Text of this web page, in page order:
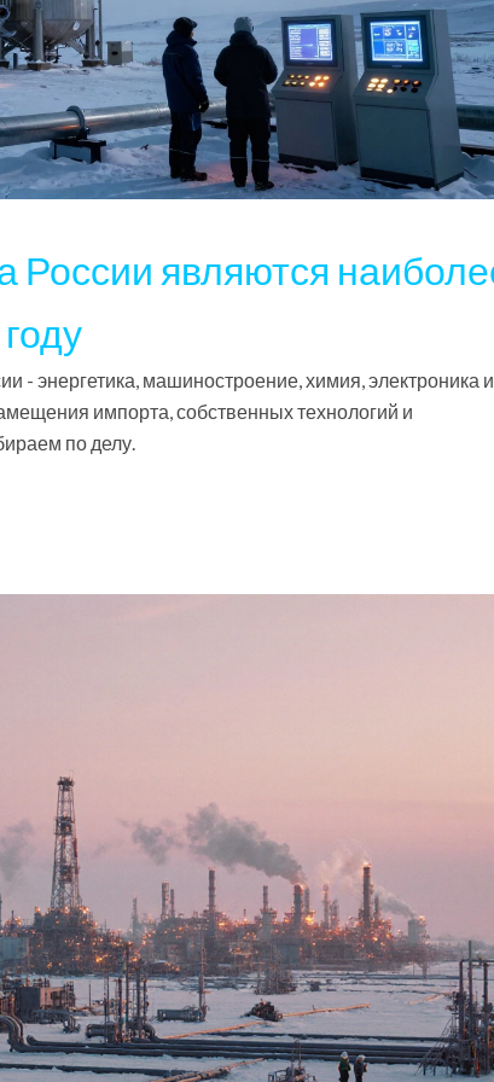
России являются
- энергетика, машиностроение, химия, электроника и
импорта, собственных технологий и
по делу.